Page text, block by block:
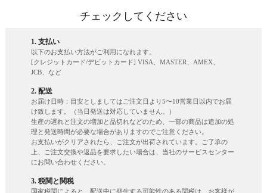
チェックしてください
1. 支払い
以下のお支払い方法がご利用になれます。
[クレジットカード/デビットカード] VISA、MASTER、AMEX、
JCB、など
2. 配送
お届け日時：目安としましてはご注文日より5〜10営業日以内でお届
け致します。（当日発送は対応していません。）
生産の遅れと注文の増加と品切れなどのため、一部の商品は追加の処
理と発送時間が必要な場合がありますのでご注意ください。
お支払いがクリアされたら、ご注文が出荷されています。ご了承の
上、ご注文交換や返品を要求したい場合は、当社のサービスセンター
にお問い合わせください。
3. 税関と関税
国家税関によると、配送中に発生する可能性のある関税は、お客様が